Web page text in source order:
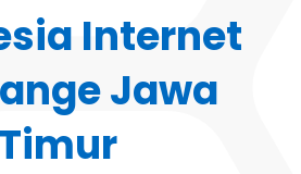
Internet
Jawa
Timur